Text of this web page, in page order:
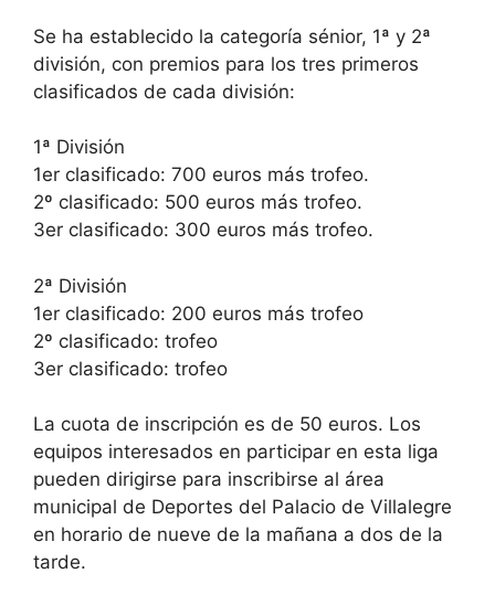
Se ha establecido la categoría sénior, 1ª y 2ª
división, con premios para los tres primeros
clasificados de cada división:
1ª División
1er clasificado: 700 euros más trofeo.
2º clasificado: 500 euros más trofeo.
3er clasificado: 300 euros más trofeo.
2ª División
1er clasificado: 200 euros más trofeo
2º clasificado: trofeo
3er clasificado: trofeo
La cuota de inscripción es de 50 euros. Los
equipos interesados en participar en esta liga
pueden dirigirse para inscribirse al área
municipal de Deportes del Palacio de Villalegre
en horario de nueve de la mañana a dos de la
tarde.